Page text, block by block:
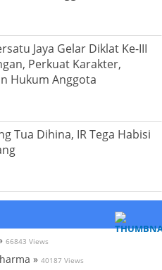
Jaya Gelar Diklat Ke-III
Perkuat Karakter,
Hukum Anggota
Tua Dihina, IR Tega Habisi
66843 Views
» 40187 Views